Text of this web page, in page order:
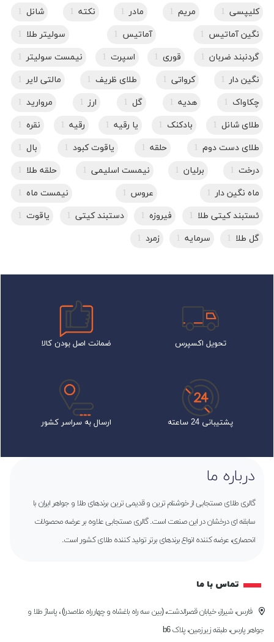
کلیپسی 1 مریم 1 مادر 1 نکته 1 شانل 1
نگین آماتیس 1 آماتیس 1 سولیتر طلا 1
گردنبند ضربان 1 قوری 1 اسپرت 1 نیمست سولیتر 1
نگین دار 1 کرواتی 1 طلای ظریف 1 مالتی لایر 1
چکاواک 1 هدیه 1 گل 1 ارز 1 مروارید 1
طلای شانل 1 بادکنک 1 یا رقیه 1 رقیه 1 نقره 1
طلای دست دوم 1 حلقه 1 یاقوت کبود 1 بال 1
درخت 1 برلیان 1 نیمست اسلیمی 1 حلقه طلا 1
ماه نگین دار 1 عروس 1 نیمست ماه 1
ئستبند کیتی طلا 1 فیروزه 1 دستبند کیتی 1 یاقوت 1
گل طلا 1 سرمایه 1 زمرد 1
تحویل اکسپرس ضمانت اصل بودن کالا
پشتیبانی 24 ساعته ارسال به سراسر کشور
درباره ما
گالری طلای مستجابی از خوشنام ترین و قدیمی ترین برندهای طلا و جواهر ایران با
سابقه ای درخشان در این صنعت است. گالری مستجابی علاوه بر عرضه محصولات
انحصاری، عرضه کننده انواع برندهای برتر تولید کننده طلای کشور است.
تماس با ما
فارس، شیراز، خیابان قصرالدشت، (بین سه راه باغشاه و چهارراه ملاصدرا) ، پاساژ طلا و
جواهر پارس، طبقه زیرزمین، پلاک b6